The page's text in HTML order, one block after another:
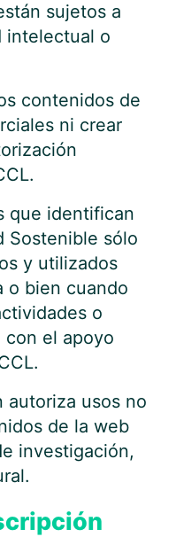
sujetos a
intelectual o
contenidos de
ni crear
que identifican
Sostenible sólo
y utilizados
o bien cuando
o
el apoyo
autoriza usos no
de la web
investigación,